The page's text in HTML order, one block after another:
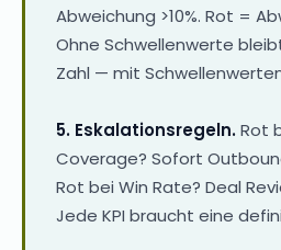
Abweichung >10%. Rot =
Ohne Schwellenwerte
Zahl — mit
5. Eskalationsregeln.Rot
Coverage? Sofort
Rot bei Win Rate? Deal
Jede KPI braucht eine